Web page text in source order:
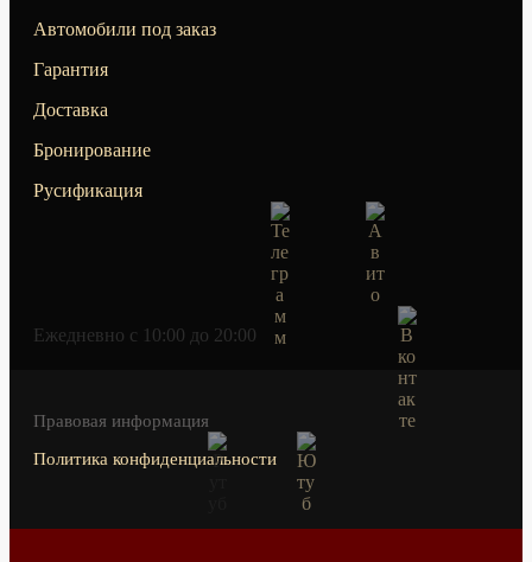
Автомобили под заказ
Гарантия
Доставка
Бронирование
Русификация
Ежедневно c 10:00 до 20:00
Правовая информация
Политика конфиденциальности